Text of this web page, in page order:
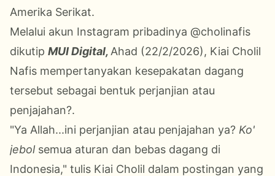
Amerika Serikat.
Melalui akun Instagram pribadinya @cholinafis
dikutip MUI Digital, Ahad (22/2/2026), Kiai Cholil
Nafis mempertanyakan kesepakatan dagang
tersebut sebagai bentuk perjanjian atau
penjajahan?.
"Ya Allah...ini perjanjian atau penjajahan ya? Ko'
jebolsemua aturan dan bebas dagang di
Indonesia," tulis Kiai Cholil dalam postingan yang